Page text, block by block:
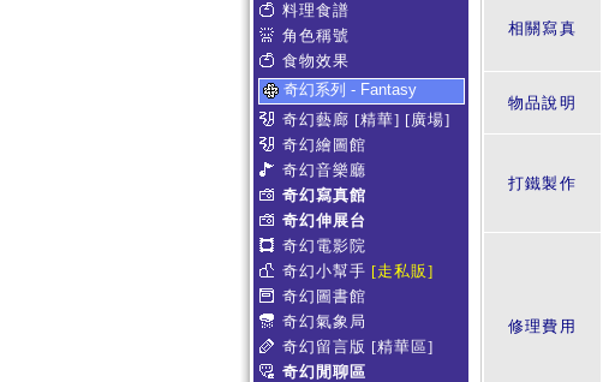
料理食譜
角色稱號
食物效果
奇幻系列 - Fantasy
奇幻藝廊 [精華] [廣場]
奇幻繪圖館
奇幻音樂廳
奇幻寫真館
奇幻伸展台
奇幻電影院
奇幻小幫手 [走私販]
奇幻圖書館
奇幻氣象局
奇幻留言版 [精華區]
奇幻閒聊區
相關寫真
物品說明
打鐵製作
修理費用